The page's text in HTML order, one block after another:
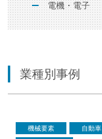
電機・電子
業種別事例
機械要素 自動車